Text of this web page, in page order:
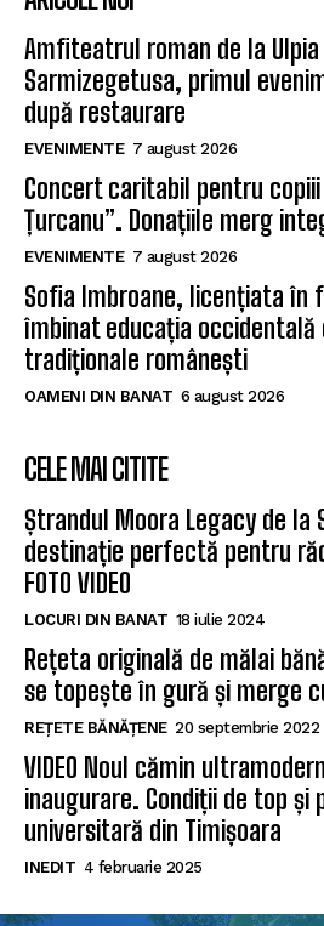
Amfiteatrul roman de la Ulpia
Sarmizegetusa, primul
după restaurare
EVENIMENTE 7 august 2026
Concert caritabil pentru copiii
Țurcanu”. Donațiile merg
EVENIMENTE 7 august 2026
Sofia Imbroane, licențiata în
îmbinat educația occidentală
tradiționale românești
OAMENI DIN BANAT 6 august 2026
CELE MAI CITITE
Ștrandul Moora Legacy de la
destinație perfectă pentru
FOTO VIDEO
LOCURI DIN BANAT 18 iulie 2024
Rețeta originală de mălai
se topește în gură și merge
REȚETE BĂNĂȚENE 20 septembrie 2022
VIDEO Noul cămin
inaugurare. Condiții de top și
universitară din Timișoara
INEDIT 4 februarie 2025